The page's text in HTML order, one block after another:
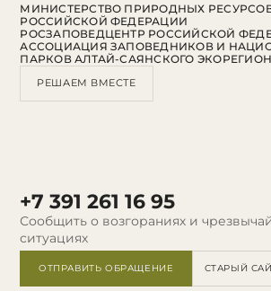
+7 391 261 16 95
Сообщить о возгораниях и
ситуациях
ОТПРАВИТЬ ОБРАЩЕНИЕ СТАРЫЙ
МИНИСТЕРСТВО ПРИРОДНЫХ
РОССИЙСКОЙ ФЕДЕРАЦИИ
РОСЗАПОВЕДЦЕНТР РОССИЙСКОЙ
АССОЦИАЦИЯ ЗАПОВЕДНИКОВ И
ПАРКОВ АЛТАЙ-САЯНСКОГО
РЕШАЕМ ВМЕСТЕ